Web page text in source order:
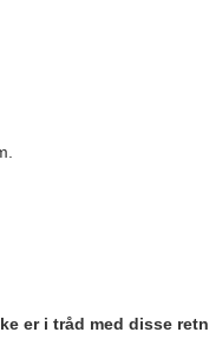
er i tråd med disse